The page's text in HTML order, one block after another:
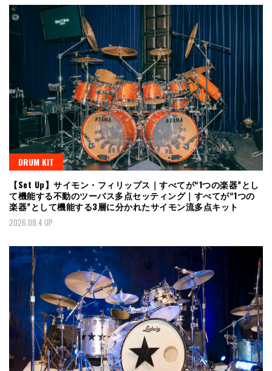
DRUM KIT
【Set Up】サイモン・フィリップス｜すべてが“1つの楽器”とし
て機能する不動のツーバス多点セッティング｜すべてが“1つの
楽器”として機能する3層に分かれたサイモン流多点キット
2026.08.4 UP